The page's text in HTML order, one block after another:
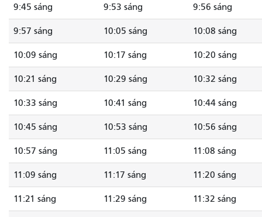
9:45 sáng 9:53 sáng 9:56 sáng
9:57 sáng 10:05 sáng 10:08 sáng
10:09 sáng 10:17 sáng 10:20 sáng
10:21 sáng 10:29 sáng 10:32 sáng
10:33 sáng 10:41 sáng 10:44 sáng
10:45 sáng 10:53 sáng 10:56 sáng
10:57 sáng 11:05 sáng 11:08 sáng
11:09 sáng 11:17 sáng 11:20 sáng
11:21 sáng 11:29 sáng 11:32 sáng